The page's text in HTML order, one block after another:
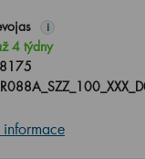
i
4 týdny